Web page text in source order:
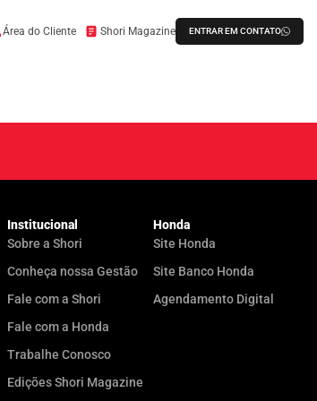
Área do Cliente Shori Magazine ENTRAR EM CONTATO
Institucional
Sobre a Shori
Conheça nossa Gestão
Fale com a Shori
Fale com a Honda
Trabalhe Conosco
Edições Shori Magazine
Honda
Site Honda
Site Banco Honda
Agendamento Digital